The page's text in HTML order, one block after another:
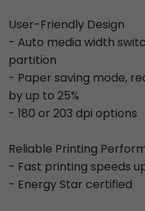
User-Friendly Design
- Auto media width
partition
- Paper saving mode,
by up to 25%
- 180 or 203 dpi options
Reliable Printing
- Fast printing speeds
- Energy Star certified